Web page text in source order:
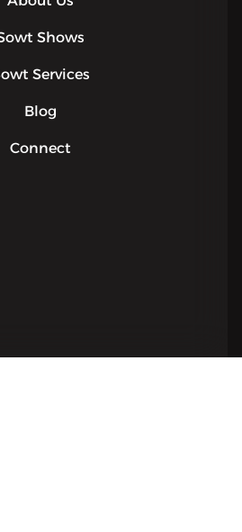
Shows
Services
Blog
Connect